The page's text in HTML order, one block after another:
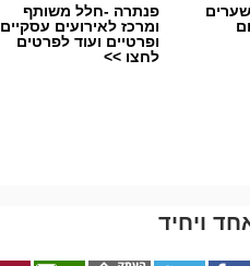
פנתרה -חלל משותף
ומרכז לאירועים עסקיים
ופרטיים ועוד לפרטים
לחצו >>
ויחיד